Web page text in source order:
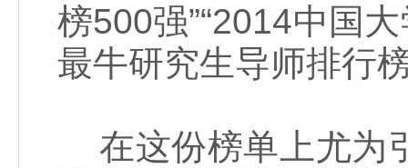
榜500强”“2014中国
最牛研究生导师排行
在这份榜单上尤为